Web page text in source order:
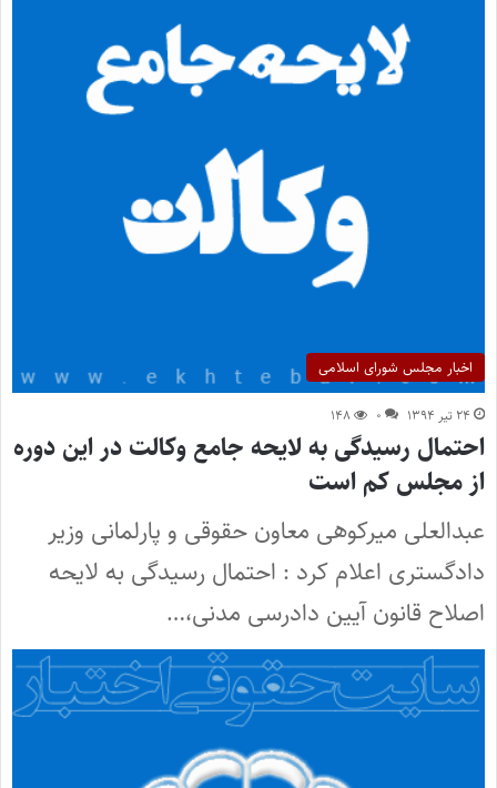
اخبار مجلس شورای اسلامی
۲۴ تیر ۱۳۹۴ ۰ ۱۴۸
احتمال رسیدگی به لایحه جامع وکالت در این دوره
از مجلس کم است
عبدالعلی میرکوهی معاون حقوقی و پارلمانی وزیر
دادگستری اعلام کرد : احتمال رسیدگی به لایحه
اصلاح قانون آیین دادرسی مدنی،…